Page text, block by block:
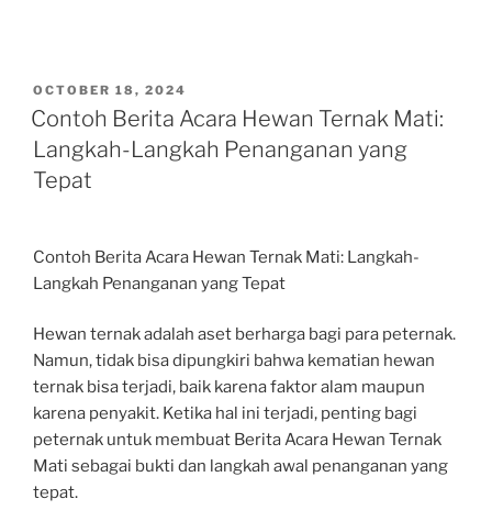
POSTED
ON
OCTOBER 18, 2024
Contoh Berita Acara Hewan Ternak Mati:
Langkah-Langkah Penanganan yang
Tepat
Contoh Berita Acara Hewan Ternak Mati: Langkah-
Langkah Penanganan yang Tepat
Hewan ternak adalah aset berharga bagi para peternak.
Namun, tidak bisa dipungkiri bahwa kematian hewan
ternak bisa terjadi, baik karena faktor alam maupun
karena penyakit. Ketika hal ini terjadi, penting bagi
peternak untuk membuat Berita Acara Hewan Ternak
Mati sebagai bukti dan langkah awal penanganan yang
tepat.